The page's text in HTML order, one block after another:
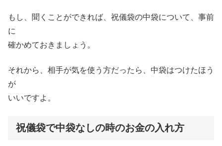
もし、聞くことができれば、祝儀袋の中袋について、事前
に
確かめておきましょう。
それから、相手が気を使う方だったら、中袋はつけたほう
が
いいですよ。
祝儀袋で中袋なしの時のお金の入れ方